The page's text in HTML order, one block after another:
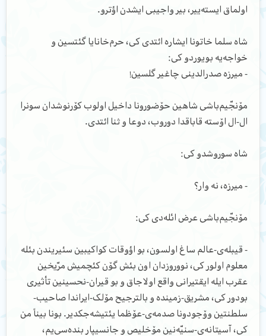
اولماق ایسته‌ییر، بیر واجیبی ایشدن اؤترو.
شاه سلما خاتونا ایشاره ائتدی کی، حرم‌خانایا گئتسین و
خواجه‌یه بویوردو کی:
- میرزه صدرالدینی چاغیر گلسین!
مۆنجّیم‌باشی شاهین حۆضورونا داخیل اولوب کۆرنوشدان سونرا
ال-ال اۆسته قاباقدا دوروب، دوعا و ثنا ائتدی.
شاه سوروشدو کی:
- میرزه، نه وار؟
مۆنجّیم‌باشی عرض ائله‌دی کی:
- قیبله‌ی-عالم ساغ اولسون، بو اؤوقات کواکیبین سئیریندن بئله
معلوم اولور کی، نووروزدان اون بئش گۆن کئچمیش مرّیخین
عقرب ایله ایقتیرانی واقع اولاجاق و بو قیران-نحسینین تأثیری
بودور کی، مشریق-زمینده و بالترجیح مۆلک-ایراندا صاحیب-
سلطنتین وۆجودونا صدمه‌ی-عۆظما یئتیشه‌جکدیر. بونا بیناً من
کی، آسیتانه‌ی-سنیّه‌نین مۆخلیص و جانسیپار بنده‌سی‌یم،